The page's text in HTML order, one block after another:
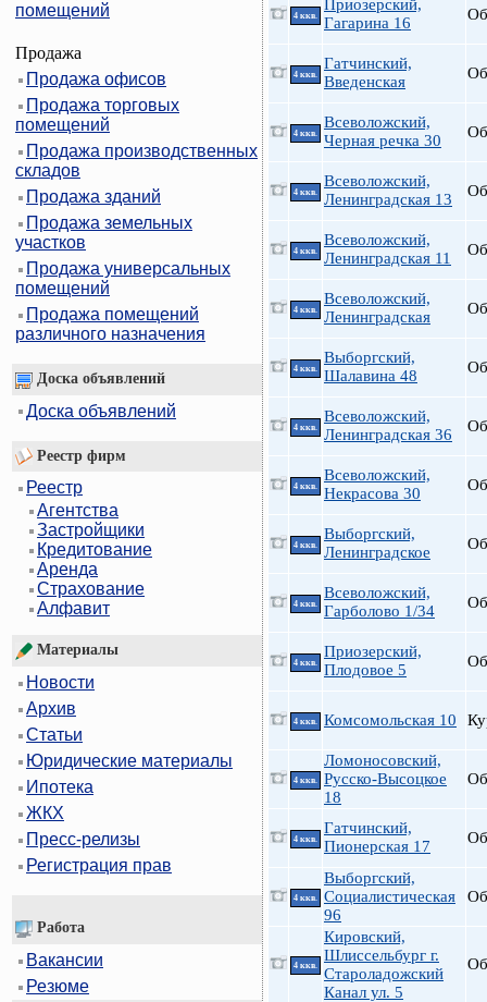
помещений
Продажа
Продажа офисов
Продажа торговых
помещений
Продажа производственных
складов
Продажа зданий
Продажа земельных
участков
Продажа универсальных
помещений
Продажа помещений
различного назначения
Доска объявлений
Доска объявлений
Реестр фирм
Реестр
Агентства
Застройщики
Кредитование
Аренда
Страхование
Алфавит
Материалы
Новости
Архив
Статьи
Юридические материалы
Ипотека
ЖКХ
Пресс-релизы
Регистрация прав
Работа
Вакансии
Резюме
4 ккв.
Приозерский,
Гагарина 16
4 ккв.
Гатчинский,
Введенская
4 ккв.
Всеволожский,
Черная речка 30
4 ккв.
Всеволожский,
Ленинградская 13
4 ккв.
Всеволожский,
Ленинградская 11
4 ккв.
Всеволожский,
Ленинградская
4 ккв.
Выборгский,
Шалавина 48
4 ккв.
Всеволожский,
Ленинградская 36
4 ккв.
Всеволожский,
Некрасова 30
4 ккв.
Выборгский,
Ленинградское
4 ккв.
Всеволожский,
Гарболово 1/34
4 ккв.
Приозерский,
Плодовое 5
4 ккв. Комсомольская 10
4 ккв.
Ломоносовский,
Русско-Высоцкое
18
4 ккв.
Гатчинский,
Пионерская 17
4 ккв.
Выборгский,
Социалистическая
96
4 ккв.
Кировский,
Шлиссельбург г.
Староладожский
Канал ул. 5